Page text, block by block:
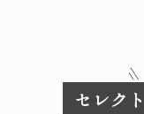
セレク